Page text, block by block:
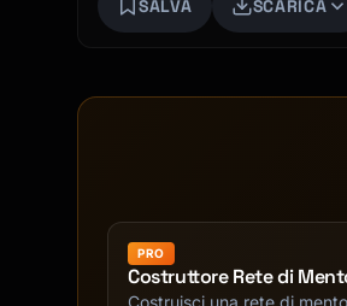
```
Subject: [Trigger event]
Hi [Name],
Saw [specific thing
I help [similar
Recently helped
SALVA SCARICA
PRO
Costruttore Rete di
Costruisci una rete di